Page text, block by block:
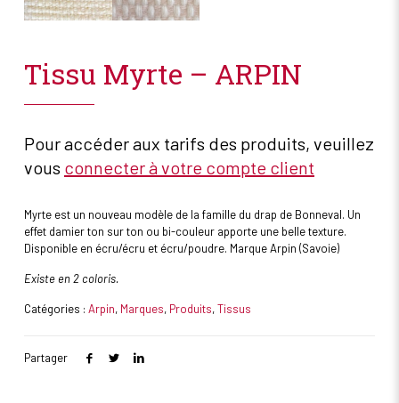
Tissu Myrte – ARPIN
Pour accéder aux tarifs des produits, veuillez
vous connecter à votre compte client
Myrte est un nouveau modèle de la famille du drap de Bonneval. Un
effet damier ton sur ton ou bi-couleur apporte une belle texture.
Disponible en écru/écru et écru/poudre. Marque Arpin (Savoie)
Existe en 2 coloris.
Catégories : Arpin, Marques, Produits,Tissus
Partager